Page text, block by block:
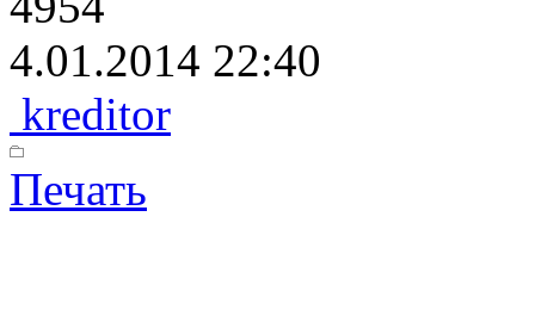
4.01.2014 22:40
kreditor
Печать